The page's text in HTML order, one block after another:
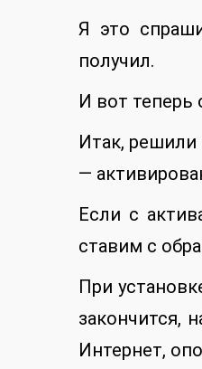
Я это
получил.
И вот теперь
Итак,
—
Если с
ставим с
При
закончится,
Интернет,